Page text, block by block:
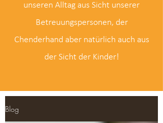
unseren Alltag aus Sicht unserer
Betreuungspersonen, der
Chenderhand aber natürlich auch aus
der Sicht der Kinder!
Blog